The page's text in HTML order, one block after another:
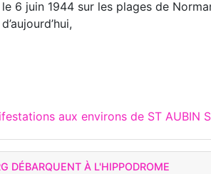
le 6 juin 1944 sur les plages de
d’aujourd’hui,
aux environs de ST AUBIN
DÉBARQUENT À L'HIPPODROME